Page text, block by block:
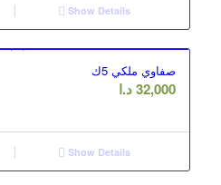
Show Details
صفاوي ملكي 5ك
32,000 د.ا
Show Details